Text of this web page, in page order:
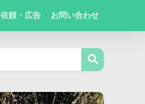
依頼・広告 お問い合わせ